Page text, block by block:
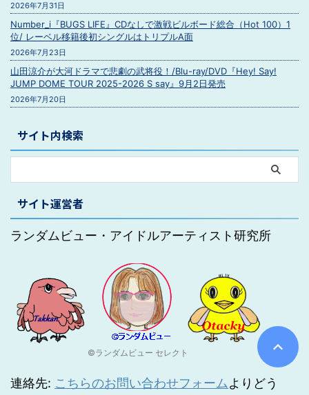
2026年7月31日
Number_i『BUGS LIFE』CDなしで激戦ビルボード総合（Hot 100）1
位/ レーベル移籍後初シングルはトリプルA面
2026年7月23日
山田涼介が大河ドラマで悲劇の武将役！/Blu-ray/DVD『Hey! Say!
JUMP DOME TOUR 2025-2026 S say』9月2日発売
2026年7月20日
サイト内検索
サイト運営者
ランダムビュー・アイドルアーティスト研究所
©ランダムビュー セレクト
連絡先: こちらのお問い合わせフォームよりどう